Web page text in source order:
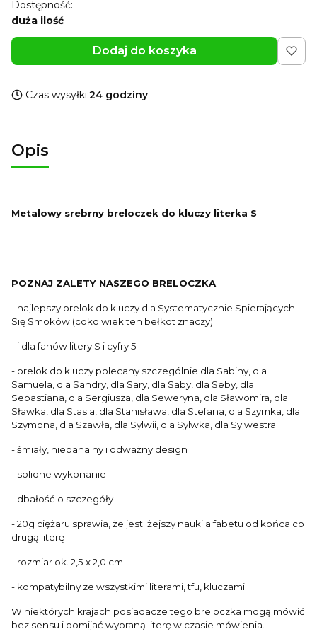
Dostępność:
duża ilość
Dodaj do koszyka
Czas wysyłki:24 godziny
Opis
Metalowy srebrny breloczek do kluczy literka S
POZNAJ ZALETY NASZEGO BRELOCZKA
- najlepszy brelok do kluczy dla Systematycznie Spierających
Się Smoków (cokolwiek ten bełkot znaczy)
- i dla fanów litery S i cyfry 5
- brelok do kluczy polecany szczególnie dla Sabiny, dla
Samuela, dla Sandry, dla Sary, dla Saby, dla Seby, dla
Sebastiana, dla Sergiusza, dla Seweryna, dla Sławomira, dla
Sławka, dla Stasia, dla Stanisława, dla Stefana, dla Szymka, dla
Szymona, dla Szawła, dla Sylwii, dla Sylwka, dla Sylwestra
- śmiały, niebanalny i odważny design
- solidne wykonanie
- dbałość o szczegóły
- 20g ciężaru sprawia, że jest lżejszy nauki alfabetu od końca co
drugą literę
- rozmiar ok. 2,5 x 2,0 cm
- kompatybilny ze wszystkimi literami, tfu, kluczami
W niektórych krajach posiadacze tego breloczka mogą mówić
bez sensu i pomijać wybraną literę w czasie mówienia.